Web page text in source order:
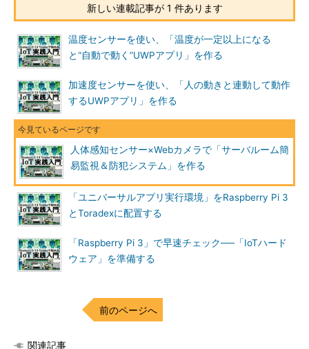
新しい連載記事が 1 件あります
温度センサーを使い、「温度が一定以上になる
と“自動で動く”UWPアプリ」を作る
加速度センサーを使い、「人の動きと連動して動作
するUWPアプリ」を作る
人体感知センサー×Webカメラで「サーバルーム簡
易監視＆防犯システム」を作る
「ユニバーサルアプリ実行環境」をRaspberry Pi 3
とToradexに配置する
「Raspberry Pi 3」で早速チェック──「IoTハード
ウェア」を準備する
前のページへ
関連記事